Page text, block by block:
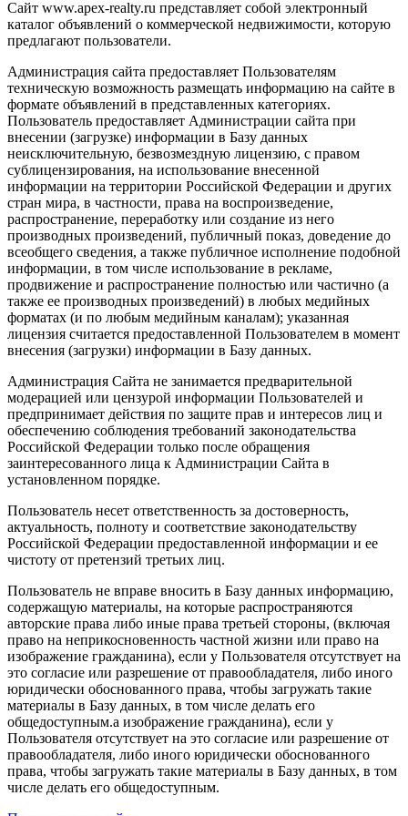
Сайт www.apex-realty.ru представляет собой электронный
каталог объявлений о коммерческой недвижимости, которую
предлагают пользователи.
Администрация сайта предоставляет Пользователям
техническую возможность размещать информацию на сайте в
формате объявлений в представленных категориях.
Пользователь предоставляет Администрации сайта при
внесении (загрузке) информации в Базу данных
неисключительную, безвозмездную лицензию, с правом
сублицензирования, на использование внесенной
информации на территории Российской Федерации и других
стран мира, в частности, права на воспроизведение,
распространение, переработку или создание из него
производных произведений, публичный показ, доведение до
всеобщего сведения, а также публичное исполнение подобной
информации, в том числе использование в рекламе,
продвижение и распространение полностью или частично (а
также ее производных произведений) в любых медийных
форматах (и по любым медийным каналам); указанная
лицензия считается предоставленной Пользователем в момент
внесения (загрузки) информации в Базу данных.
Администрация Сайта не занимается предварительной
модерацией или цензурой информации Пользователей и
предпринимает действия по защите прав и интересов лиц и
обеспечению соблюдения требований законодательства
Российской Федерации только после обращения
заинтересованного лица к Администрации Сайта в
установленном порядке.
Пользователь несет ответственность за достоверность,
актуальность, полноту и соответствие законодательству
Российской Федерации предоставленной информации и ее
чистоту от претензий третьих лиц.
Пользователь не вправе вносить в Базу данных информацию,
содержащую материалы, на которые распространяются
авторские права либо иные права третьей стороны, (включая
право на неприкосновенность частной жизни или право на
изображение гражданина), если у Пользователя отсутствует на
это согласие или разрешение от правообладателя, либо иного
юридически обоснованного права, чтобы загружать такие
материалы в Базу данных, в том числе делать его
общедоступным.а изображение гражданина), если у
Пользователя отсутствует на это согласие или разрешение от
правообладателя, либо иного юридически обоснованного
права, чтобы загружать такие материалы в Базу данных, в том
числе делать его общедоступным.